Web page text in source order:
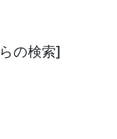
の検索]